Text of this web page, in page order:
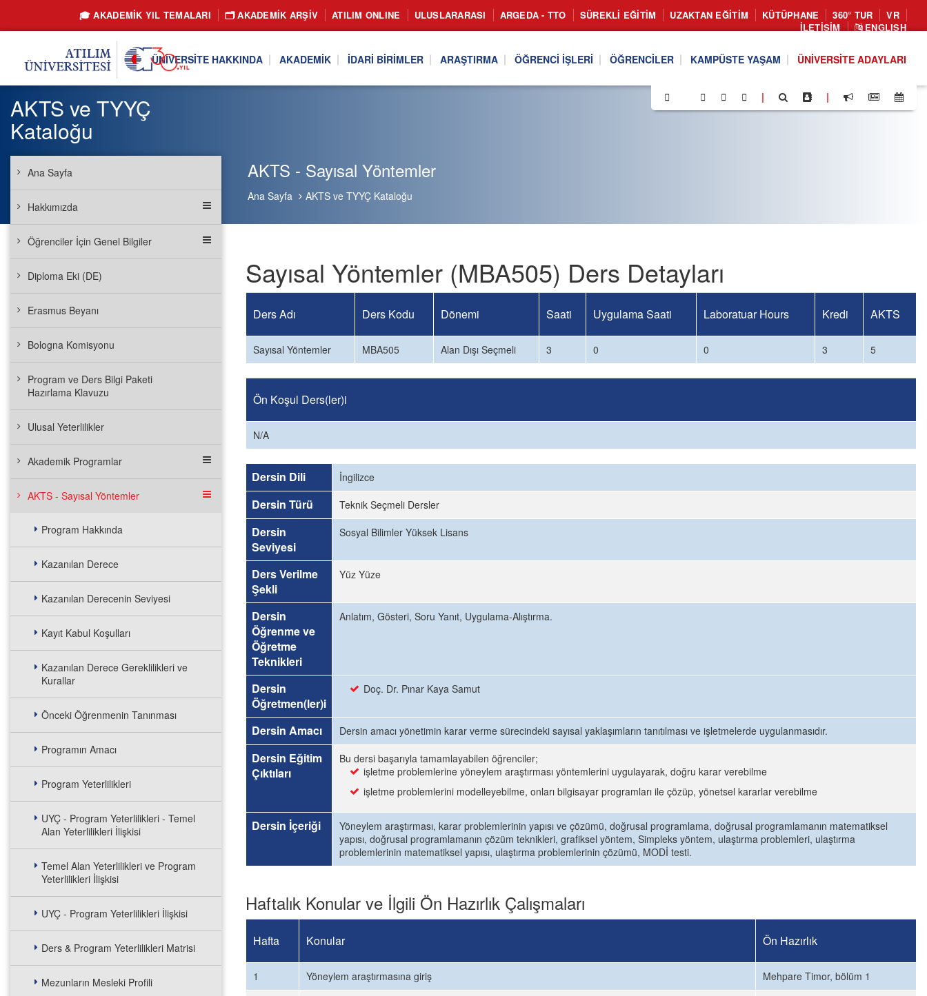
🎓 AKADEMİK YIL TEMALARI 🗂️ AKADEMIK ARŞIV ATILIM ONLINE ULUSLARARASI ARGEDA - TTO SÜREKLI EĞITIM UZAKTAN EĞITIM KÜTÜPHANE 360° TUR
VR
İLETIŞIM
ENGLISH
ÜNIVERSITE HAKKINDA AKADEMIK İDARI BIRIMLER ARAŞTIRMA ÖĞRENCI İŞLERI ÖĞRENCILER KAMPÜSTE YAŞAM ÜNIVERSITE ADAYLARI
| |
AKTS - Sayısal Yöntemler
Ana Sayfa AKTS ve TYYÇ Kataloğu
AKTS ve TYYÇ
Kataloğu
Ana Sayfa
Hakkımızda
Öğrenciler İçin Genel Bilgiler
Diploma Eki (DE)
Erasmus Beyanı
Bologna Komisyonu
Program ve Ders Bilgi Paketi
Hazırlama Klavuzu
Ulusal Yeterlilikler
Akademik Programlar
AKTS - Sayısal Yöntemler
Program Hakkında
Kazanılan Derece
Kazanılan Derecenin Seviyesi
Kayıt Kabul Koşulları
Kazanılan Derece Gereklilikleri ve
Kurallar
Önceki Öğrenmenin Tanınması
Programın Amacı
Program Yeterlilikleri
UYÇ - Program Yeterlilikleri - Temel
Alan Yeterlilikleri İlişkisi
Temel Alan Yeterlilikleri ve Program
Yeterlilikleri İlişkisi
UYÇ - Program Yeterlilikleri İlişkisi
Ders & Program Yeterlilikleri Matrisi
Mezunların Mesleki Profili
Sayısal Yöntemler (MBA505) Ders Detayları
Ders Adı Ders Kodu Dönemi Saati Uygulama Saati Laboratuar Hours Kredi AKTS
Sayısal Yöntemler MBA505 Alan Dışı Seçmeli 3 0 0 3 5
Ön Koşul Ders(ler)i
N/A
Dersin Dili İngilizce
Dersin Türü Teknik Seçmeli Dersler
Dersin
Seviyesi
Sosyal Bilimler Yüksek Lisans
Ders Verilme
Şekli
Yüz Yüze
Dersin
Öğrenme ve
Öğretme
Teknikleri
Anlatım, Gösteri, Soru Yanıt, Uygulama-Alıştırma.
Dersin
Öğretmen(ler)i
Doç. Dr. Pınar Kaya Samut
Dersin Amacı Dersin amacı yönetimin karar verme sürecindeki sayısal yaklaşımların tanıtılması ve işletmelerde uygulanmasıdır.
Dersin Eğitim
Çıktıları
Bu dersi başarıyla tamamlayabilen öğrenciler;
işletme problemlerine yöneylem araştırması yöntemlerini uygulayarak, doğru karar verebilme
işletme problemlerini modelleyebilme, onları bilgisayar programları ile çözüp, yönetsel kararlar verebilme
Dersin İçeriği
Yöneylem araştırması, karar problemlerinin yapısı ve çözümü, doğrusal programlama, doğrusal programlamanın matematiksel
yapısı, doğrusal programlamanın çözüm teknikleri, grafiksel yöntem, Simpleks yöntem, ulaştırma problemleri, ulaştırma
problemlerinin matematiksel yapısı, ulaştırma problemlerinin çözümü, MODİ testi.
Haftalık Konular ve İlgili Ön Hazırlık Çalışmaları
Hafta Konular Ön Hazırlık
1 Yöneylem araştırmasına giriş
Mehpare Timor, bölüm 1